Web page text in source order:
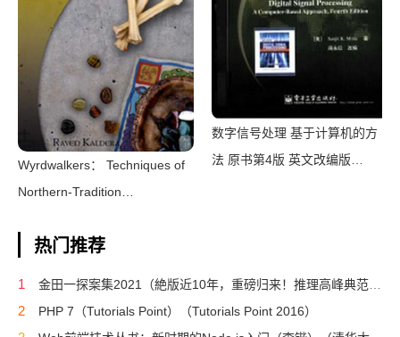
Wyrdwalkers： Techniques of
Northern-Tradition
Kaldera）（2013）
数字信号处理 基于计算机的方
法 原书第4版 英文改编版
热门推荐
1 金田一探案集2021（絶版近10年，重磅归来！推理高峰典范，江户川乱步、青山刚昌推荐。惊骇悬念+诡秘人性，入坑推理佳选，一套10本过足瘾！精美和风装帧，日本系列销量超5500万册）（横沟正史）（壹页科技 2021）
2 PHP 7（Tutorials Point）（Tutorials Point 2016）